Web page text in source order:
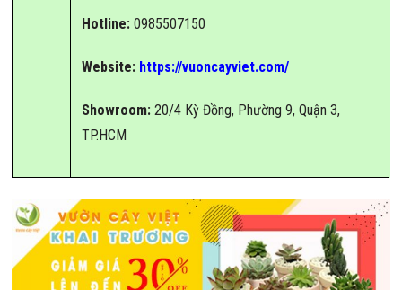
Hotline: 0985507150
Website: https://vuoncayviet.com/
Showroom: 20/4 Kỳ Đồng, Phường 9, Quận 3,
TP.HCM